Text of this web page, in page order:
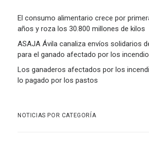
El consumo alimentario crece por
años y roza los 30.800 millones de kilos
ASAJA Ávila canaliza envíos solidarios
para el ganado afectado por los
Los ganaderos afectados por los
lo pagado por los pastos
NOTICIAS POR CATEGORÍA